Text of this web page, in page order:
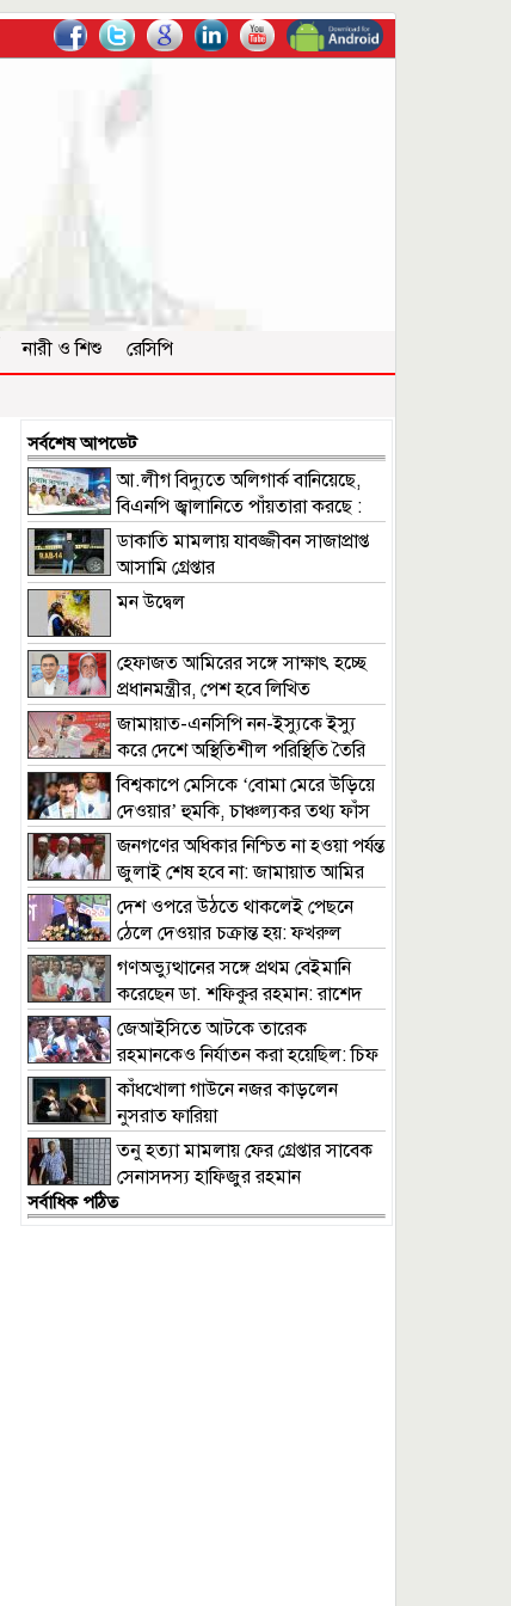
নারী ও শিশু
রেসিপি
সর্বশেষ আপডেট
আ.লীগ বিদ্যুতে অলিগার্ক বানিয়েছে,
বিএনপি জ্বালানিতে পাঁয়তারা করছে :
ফুয়াদ
ডাকাতি মামলায় যাবজ্জীবন সাজাপ্রাপ্ত
আসামি গ্রেপ্তার
মন উদ্বেল
হেফাজত আমিরের সঙ্গে সাক্ষাৎ হচ্ছে
প্রধানমন্ত্রীর, পেশ হবে লিখিত
দাবিদাওয়া
জামায়াত-এনসিপি নন-ইস্যুকে ইস্যু
করে দেশে অস্থিতিশীল পরিস্থিতি তৈরি
করতে চায় : খায়রুল কবির খোকন
বিশ্বকাপে মেসিকে ‘বোমা মেরে উড়িয়ে
দেওয়ার’ হুমকি, চাঞ্চল্যকর তথ্য ফাঁস
জনগণের অধিকার নিশ্চিত না হওয়া পর্যন্ত
জুলাই শেষ হবে না: জামায়াত আমির
দেশ ওপরে উঠতে থাকলেই পেছনে
ঠেলে দেওয়ার চক্রান্ত হয়: ফখরুল
গণঅভ্যুত্থানের সঙ্গে প্রথম বেইমানি
করেছেন ডা. শফিকুর রহমান: রাশেদ
খাঁন
জেআইসিতে আটকে তারেক
রহমানকেও নির্যাতন করা হয়েছিল: চিফ
প্রসিকিউটর কাঁধখোলা গাউনে নজর কাড়লেন
নুসরাত ফারিয়া
তনু হত্যা মামলায় ফের গ্রেপ্তার সাবেক
সেনাসদস্য হাফিজুর রহমান
সর্বাধিক পঠিত